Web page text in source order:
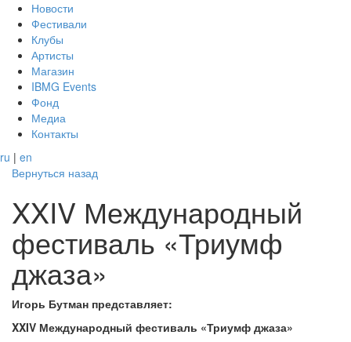
Новости
Фестивали
Клубы
Артисты
Магазин
IBMG Events
Фонд
Медиа
Контакты
ru | en
Вернуться назад
XXIV Международный
фестиваль «Триумф
джаза»
Игорь Бутман представляет:
XXIV Международный фестиваль «Триумф джаза»